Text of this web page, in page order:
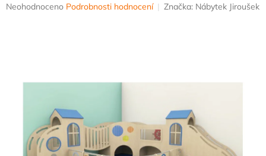
Průměrné
hvězdiček.
Neohodnoceno Podrobnosti hodnocení Značka: Nábytek Jiroušek